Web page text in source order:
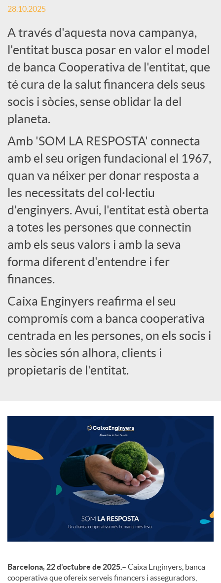
c
i
a
l
s
28.10.2025
A través d'aquesta nova campanya,
l'entitat busca posar en valor el model
de banca Cooperativa de l'entitat, que
té cura de la salut financera dels seus
socis i sòcies, sense oblidar la del
planeta.
Amb 'SOM LA RESPOSTA' connecta
amb el seu origen fundacional el 1967,
quan va néixer per donar resposta a
les necessitats del col·lectiu
d'enginyers. Avui, l'entitat està oberta
a totes les persones que connectin
amb els seus valors i amb la seva
forma diferent d'entendre i fer
finances.
Caixa Enginyers reafirma el seu
compromís com a banca cooperativa
centrada en les persones, on els socis i
les sòcies són alhora, clients i
propietaris de l'entitat.
Barcelona, 22 d'octubre de 2025.– Caixa Enginyers, banca
cooperativa que ofereix serveis financers i asseguradors,